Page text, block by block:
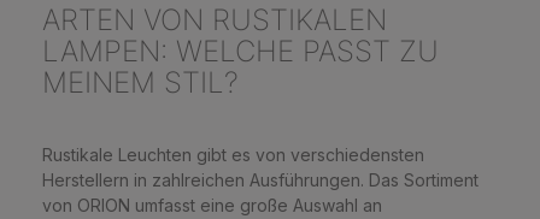
ARTEN VON RUSTIKALEN
LAMPEN: WELCHE PASST ZU
MEINEM STIL?
Rustikale Leuchten gibt es von verschiedensten
Herstellern in zahlreichen Ausführungen. Das Sortiment
von ORION umfasst eine große Auswahl an